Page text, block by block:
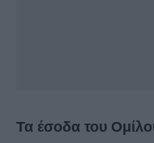
Τα έσοδα του